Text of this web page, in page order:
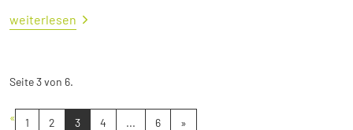
weiterlesen
Seite 3 von 6.
« 1 2 3 4 ... 6 »